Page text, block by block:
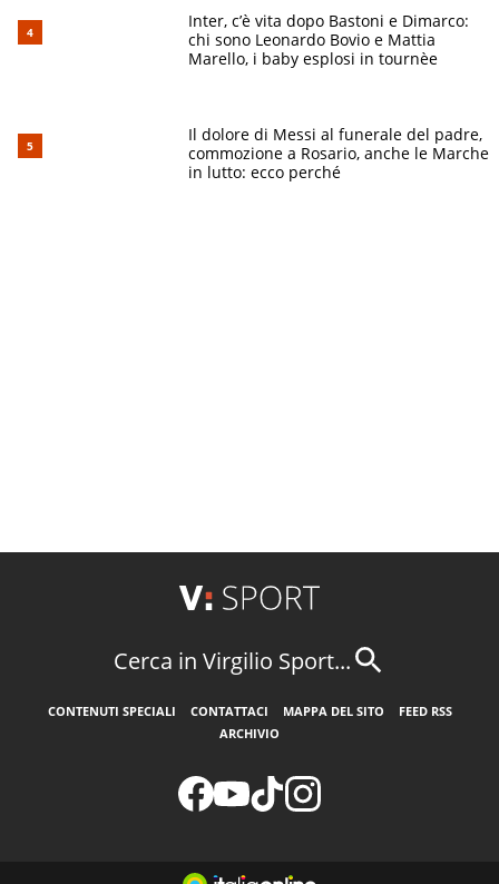
Inter, c’è vita dopo Bastoni e Dimarco:
chi sono Leonardo Bovio e Mattia
Marello, i baby esplosi in tournèe
Il dolore di Messi al funerale del padre,
commozione a Rosario, anche le Marche
in lutto: ecco perché
Cerca in Virgilio Sport...
CONTENUTI SPECIALI CONTATTACI MAPPA DEL SITO
FEED RSS
ARCHIVIO